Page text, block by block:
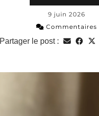
9 juin 2026
Commentaires
Partager le post :